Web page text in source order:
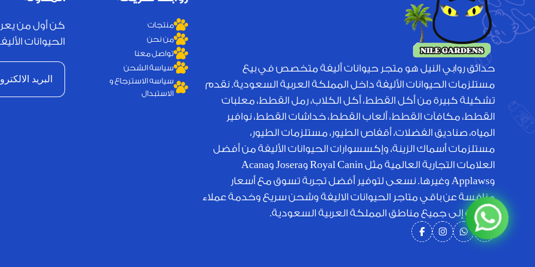
حدائق روابي النيل هو متجر حيوانات أليفة متخصص في بيع
مستلزمات الحيوانات الأليفة داخل المملكة العربية السعودية. نقدم
تشكيلة كبيرة من أكل القطط، أكل الكلاب، رمل القطط، معلبات
القطط، مكافآت القطط، ألعاب القطط، خداشات القطط، نوافير
المياه، صناديق الفضلات، أقفاص الطيور، مستلزمات الطيور،
مستلزمات أسماك الزينة، وإكسسوارات الحيوانات الأليفة من أفضل
العلامات التجارية العالمية مثل Royal Canin وJosera وAcana
وApplaws وغيرها. نسعى لتوفير أفضل تجربة تسوق مع أسعار
منافسة عن باقي متاجر الحيوانات الاليفة وشحن سريع وخدمة عملاء
متميزة إلى جميع مناطق المملكة العربية السعودية.
منتجات
من نحن
تواصل معنا
سياسة الشحن
سياسه الاسترجاع و
الاستبدال
كن أول من
الحيوانات